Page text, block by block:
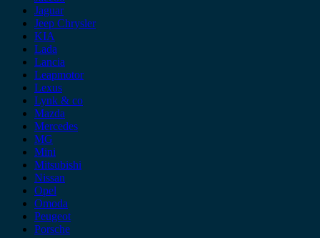
Jaguar
Jeep Chrysler
KIA
Lada
Lancia
Leapmotor
Lexus
Lynk & co
Mazda
Mercedes
MG
Mini
Mitsubishi
Nissan
Opel
Omoda
Peugeot
Porsche